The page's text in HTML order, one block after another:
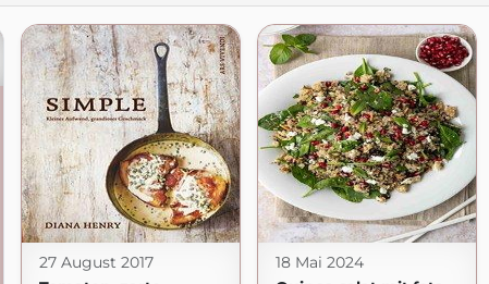
27 August 2017
18 Mai 2024